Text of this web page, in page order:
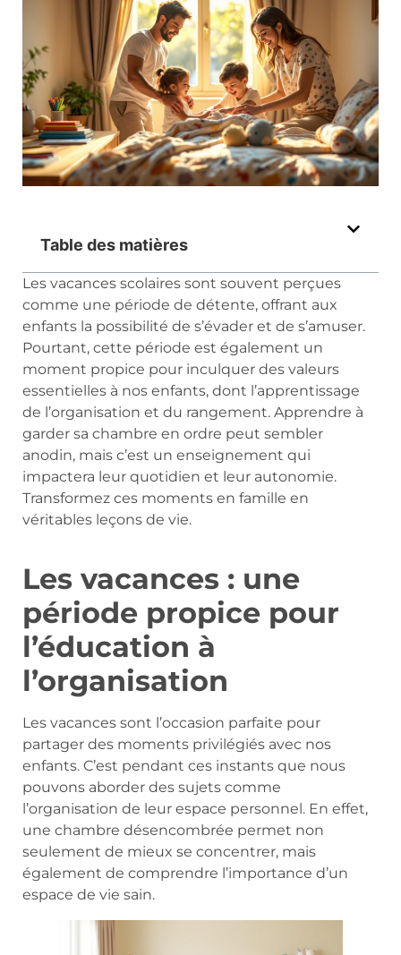
Table des matières
Les vacances scolaires sont souvent perçues
comme une période de détente, offrant aux
enfants la possibilité de s’évader et de s’amuser.
Pourtant, cette période est également un
moment propice pour inculquer des valeurs
essentielles à nos enfants, dont l’apprentissage
de l’organisation et du rangement. Apprendre à
garder sa chambre en ordre peut sembler
anodin, mais c’est un enseignement qui
impactera leur quotidien et leur autonomie.
Transformez ces moments en famille en
véritables leçons de vie.
Les vacances : une
période propice pour
l’éducation à
l’organisation
Les vacances sont l’occasion parfaite pour
partager des moments privilégiés avec nos
enfants. C’est pendant ces instants que nous
pouvons aborder des sujets comme
l’organisation de leur espace personnel. En effet,
une chambre désencombrée permet non
seulement de mieux se concentrer, mais
également de comprendre l’importance d’un
espace de vie sain.